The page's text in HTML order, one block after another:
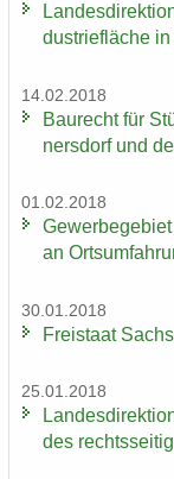
dus­trie­flä­che
14.02.2018
Bau­recht für
ners­dorf und
01.02.2018
Ge­wer­be­ge­biet
an
30.01.2018
Frei­staat
25.01.2018
des